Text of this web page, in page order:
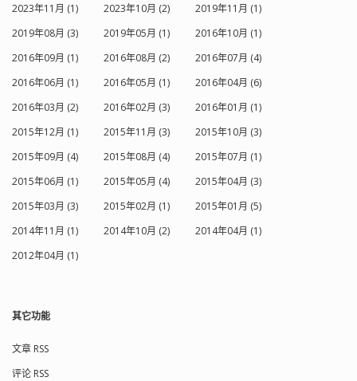
2023年11月 (1)
2023年10月 (2)
2019年11月 (1)
2019年08月 (3)
2019年05月 (1)
2016年10月 (1)
2016年09月 (1)
2016年08月 (2)
2016年07月 (4)
2016年06月 (1)
2016年05月 (1)
2016年04月 (6)
2016年03月 (2)
2016年02月 (3)
2016年01月 (1)
2015年12月 (1)
2015年11月 (3)
2015年10月 (3)
2015年09月 (4)
2015年08月 (4)
2015年07月 (1)
2015年06月 (1)
2015年05月 (4)
2015年04月 (3)
2015年03月 (3)
2015年02月 (1)
2015年01月 (5)
2014年11月 (1)
2014年10月 (2)
2014年04月 (1)
2012年04月 (1)
其它功能
文章 RSS
评论 RSS